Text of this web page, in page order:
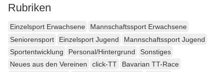
Rubriken
Einzelsport Erwachsene
Mannschaftssport Erwachsene
Seniorensport
Einzelsport Jugend
Mannschaftssport Jugend
Sportentwicklung
Personal/Hintergrund
Sonstiges
Neues aus den Vereinen
click-TT
Bavarian TT-Race